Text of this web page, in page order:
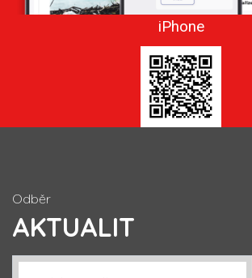
iPhone
Odběr
AKTUALIT